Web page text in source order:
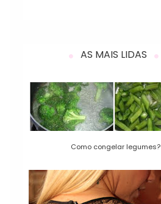
AS MAIS LIDAS
Como congelar legumes?